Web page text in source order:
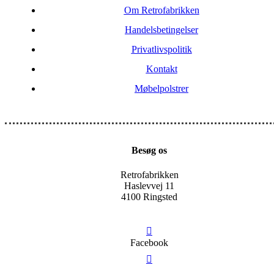
Om Retrofabrikken
Handelsbetingelser
Privatlivspolitik
Kontakt
Møbelpolstrer
Besøg os
Retrofabrikken
Haslevvej 11
4100 Ringsted
Facebook